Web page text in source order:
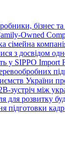
бізнес
Owned
з досвідом
у SIPPO Import
України
між
розвитку